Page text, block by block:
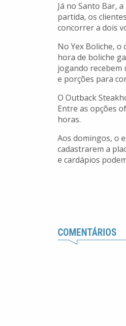
Já no Santo Bar,
partida, os
concorrer a dois
No Yex Boliche,
hora de boliche
jogando recebem
e porções para
O Outback
Entre as opções
horas.
Aos domingos, o
cadastrarem a
e cardápios
COMENTÁRIOS